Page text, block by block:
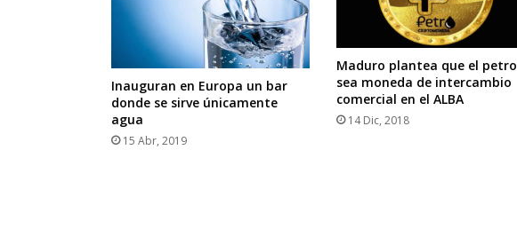
Inauguran en Europa un bar
donde se sirve únicamente
agua
15 Abr, 2019
Maduro plantea que el petro
sea moneda de intercambio
comercial en el ALBA
14 Dic, 2018